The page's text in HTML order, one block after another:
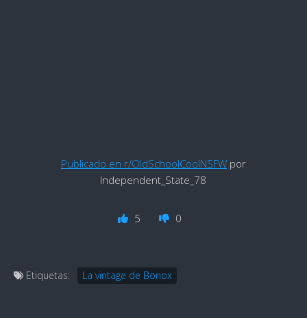
Publicado en r/OldSchoolCoolNSFWpor
Independent_State_78
5 0
Etiquetas: La vintage de Bonox